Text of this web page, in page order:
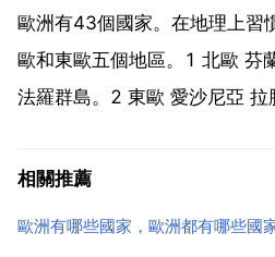
升念往佛羅倫斯 稿笑猜 第六
歐洲有43個國家。在地理上習
歐和東歐五個地區。1 北歐 芬
法羅群島。2 東歐 愛沙尼亞 拉
匈牙利 德國 奧地利 瑞士 列支
相關推薦
歐洲有哪些國家，歐洲都有哪些國